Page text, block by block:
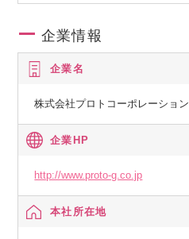
企業情報
企業名
株式会社プロトコーポレーション
企業HP
http://www.proto-g.co.jp
本社所在地